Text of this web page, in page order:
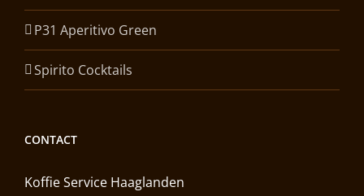
P31 Aperitivo Green
Spirito Cocktails
CONTACT
Koffie Service Haaglanden